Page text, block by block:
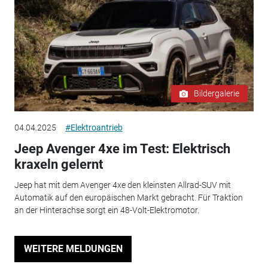
Bildergalerie
04.04.2025 #Elektroantrieb
Jeep Avenger 4xe im Test: Elektrisch
kraxeln gelernt
Jeep hat mit dem Avenger 4xe den kleinsten Allrad-SUV mit
Automatik auf den europäischen Markt gebracht. Für Traktion
an der Hinterachse sorgt ein 48-Volt-Elektromotor.
WEITERE MELDUNGEN